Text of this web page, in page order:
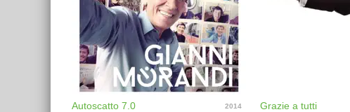
Autoscatto 7.0 2014 Grazie a tutti